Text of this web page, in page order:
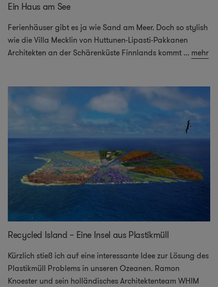
Ein Haus am See
Ferienhäuser gibt es ja wie Sand am Meer. Doch so stylish
wie die Villa Mecklin von Huttunen-Lipasti-Pakkanen
Architekten an der Schärenküste Finnlands kommt ... mehr
Recycled Island – Eine Insel aus Plastikmüll
Kürzlich stieß ich auf eine interessante Idee zur Lösung des
Plastikmüll Problems in unseren Ozeanen. Ramon
Knoester und sein holländisches Architektenteam WHIM